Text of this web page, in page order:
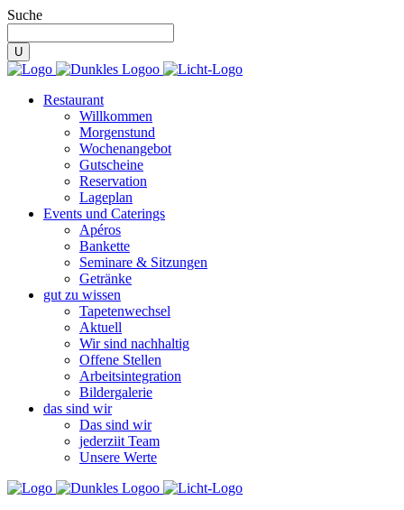
Suche
Restaurant
Willkommen
Morgenstund
Wochenangebot
Gutscheine
Reservation
Lageplan
Events und Caterings
Apéros
Bankette
Seminare & Sitzungen
Getränke
gut zu wissen
Tapetenwechsel
Aktuell
Wir sind nachhaltig
Offene Stellen
Arbeitsintegration
Bildergalerie
das sind wir
Das sind wir
jederziit Team
Unsere Werte